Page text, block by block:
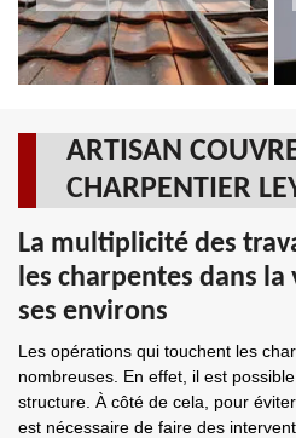
ARTISAN
CHARPENTIER
La multiplicité des
les charpentes dans
ses environs
Les opérations qui touchent les
nombreuses. En effet, il est
structure. À côté de cela, pour
est nécessaire de faire des